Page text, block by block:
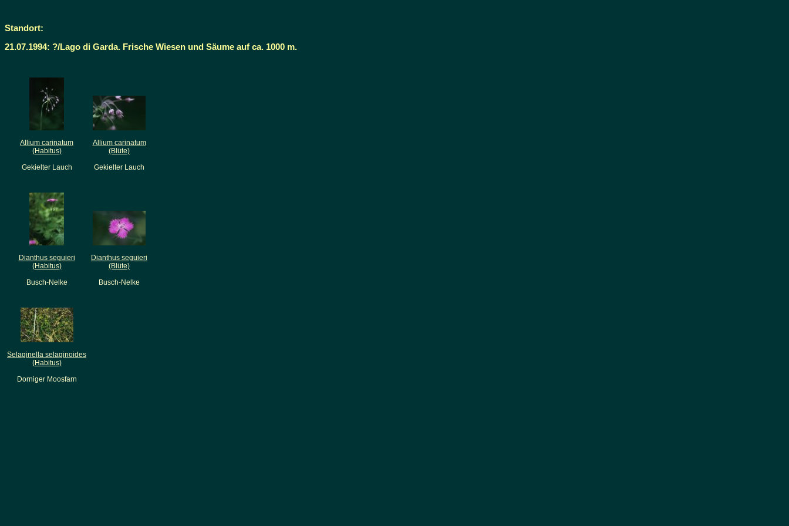
Standort:
21.07.1994: ?/Lago di Garda. Frische Wiesen und Säume auf ca. 1000 m.
Allium carinatum
(Habitus)
Gekielter Lauch
Allium carinatum
(Blüte)
Gekielter Lauch
Dianthus seguieri
(Habitus)
Busch-Nelke
Dianthus seguieri
(Blüte)
Busch-Nelke
Selaginella selaginoides
(Habitus)
Dorniger Moosfarn